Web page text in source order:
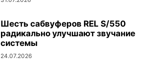
Шесть сабвуферов REL S/550
радикально улучшают звучание
системы
24.07.2026